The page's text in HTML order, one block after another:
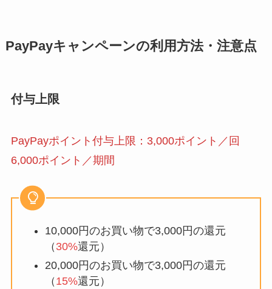
PayPayキャンペーンの利用方法・注意点
付与上限
PayPayポイント付与上限：3,000ポイント／回
6,000ポイント／期間
10,000円のお買い物で3,000円の還元
（ 30%還元）
20,000円のお買い物で3,000円の還元
（ 15%還元）